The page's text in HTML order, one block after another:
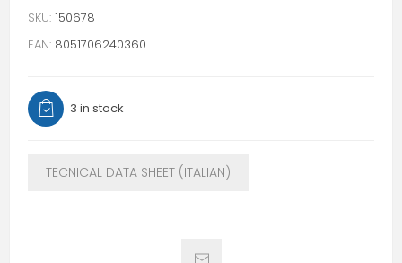
SKU: 150678
EAN: 8051706240360
3 in stock
TECNICAL DATA SHEET (ITALIAN)